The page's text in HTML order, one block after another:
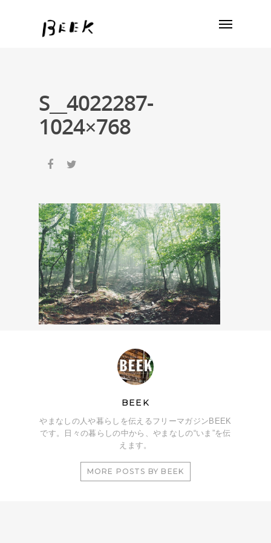
S__4022287-
1024×768
BEEK
やまなしの人や暮らしを伝えるフリーマガジンBEEK
です。日々の暮らしの中から、やまなしの“いま”を伝
えます。
MORE POSTS BY BEEK